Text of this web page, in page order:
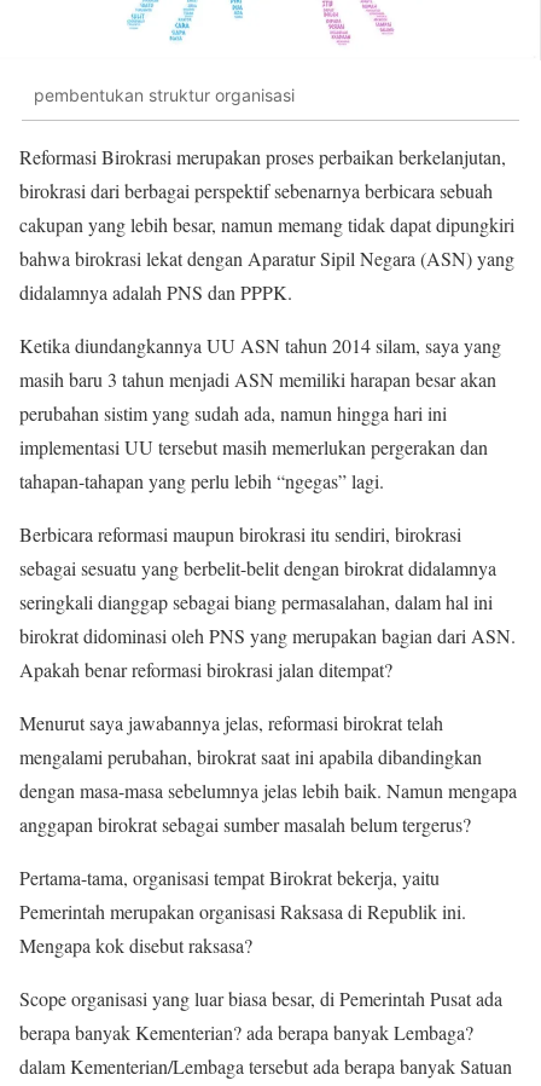
pembentukan struktur organisasi
Reformasi Birokrasi merupakan proses perbaikan berkelanjutan,
birokrasi dari berbagai perspektif sebenarnya berbicara sebuah
cakupan yang lebih besar, namun memang tidak dapat dipungkiri
bahwa birokrasi lekat dengan Aparatur Sipil Negara (ASN) yang
didalamnya adalah PNS dan PPPK.
Ketika diundangkannya UU ASN tahun 2014 silam, saya yang
masih baru 3 tahun menjadi ASN memiliki harapan besar akan
perubahan sistim yang sudah ada, namun hingga hari ini
implementasi UU tersebut masih memerlukan pergerakan dan
tahapan-tahapan yang perlu lebih “ngegas” lagi.
Berbicara reformasi maupun birokrasi itu sendiri, birokrasi
sebagai sesuatu yang berbelit-belit dengan birokrat didalamnya
seringkali dianggap sebagai biang permasalahan, dalam hal ini
birokrat didominasi oleh PNS yang merupakan bagian dari ASN.
Apakah benar reformasi birokrasi jalan ditempat?
Menurut saya jawabannya jelas, reformasi birokrat telah
mengalami perubahan, birokrat saat ini apabila dibandingkan
dengan masa-masa sebelumnya jelas lebih baik. Namun mengapa
anggapan birokrat sebagai sumber masalah belum tergerus?
Pertama-tama, organisasi tempat Birokrat bekerja, yaitu
Pemerintah merupakan organisasi Raksasa di Republik ini.
Mengapa kok disebut raksasa?
Scope organisasi yang luar biasa besar, di Pemerintah Pusat ada
berapa banyak Kementerian? ada berapa banyak Lembaga?
dalam Kementerian/Lembaga tersebut ada berapa banyak Satuan